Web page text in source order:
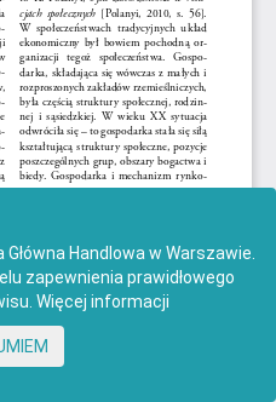
Handlowa w Warszawie.
zapewnienia prawidłowego
Więcej informacji